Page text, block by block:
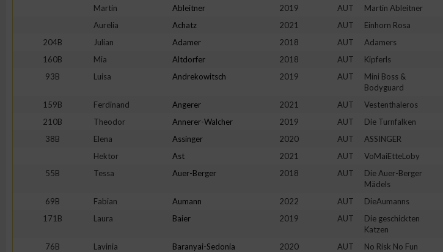
Martin
Ableitner 2019 AUT Martin Ableitner
Aurelia
Achatz 2021 AUT Einhorn Rosa
204B
Julian Adamer 2018 AUT Adamers
160B
Mia Altdorfer 2018 AUT Kipferls
93B
Luisa Andrekowitsch 2019 AUT
Mini Boss &
Bodyguard
159B Ferdinand Angerer 2021 AUT Vestenthaleros
210B
Theodor Annerer-Walcher 2019 AUT Die Turnfalken
38B
Elena Assinger 2020 AUT ASSINGER
Hektor
Ast 2021 AUT VoMaiEtteLoby
55B
Tessa Auer-Berger 2018 AUT
Die Auer-Berger
Mädels
69B Fabian Aumann 2022 AUT DieAumanns
171B
Laura Baier 2019 AUT
Die geschickten
Katzen
76B Lavinia Baranyai-Sedonia 2020 AUT No Risk No Fun